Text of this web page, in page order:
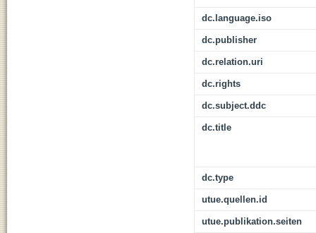
dc.language.iso
dc.publisher
dc.relation.uri
dc.rights
dc.subject.ddc
dc.title
dc.type
utue.quellen.id
utue.publikation.seiten